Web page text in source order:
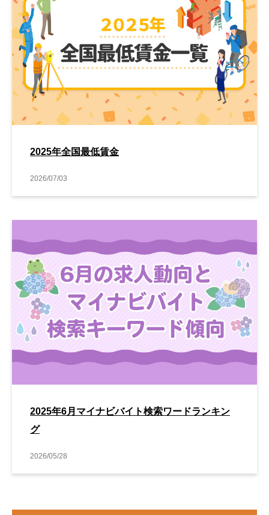
2025年全国最低賃金
2026/07/03
2025年6月マイナビバイト検索ワードランキン
グ
2026/05/28